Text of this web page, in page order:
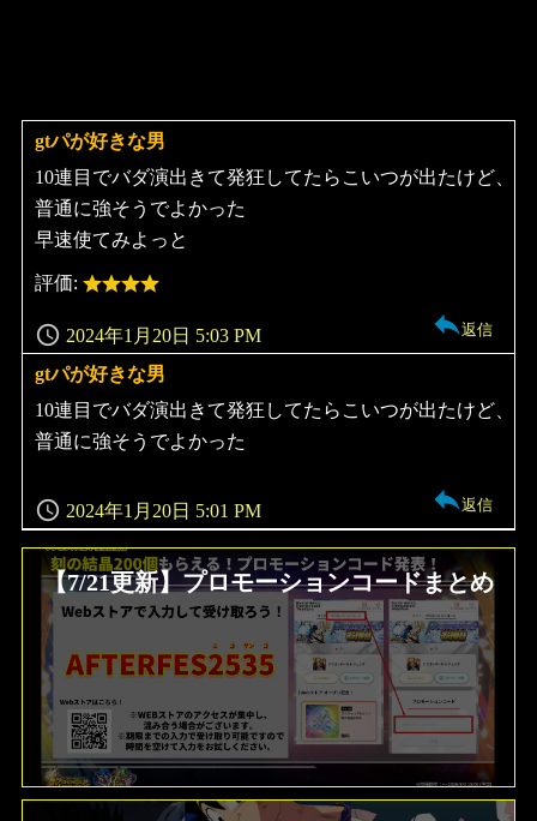
gtパが好きな男
よ
り:
2024年1月20日 5:03 PM
10連目でバダ演出きて発狂してたらこいつが出たけど、
普通に強そうでよかった
早速使てみよっと
評価:
返信
gtパが好きな男
よ
り:
2024年1月20日 5:01 PM
10連目でバダ演出きて発狂してたらこいつが出たけど、
普通に強そうでよかった
返信
【7/21更新】プロモーションコードまとめ